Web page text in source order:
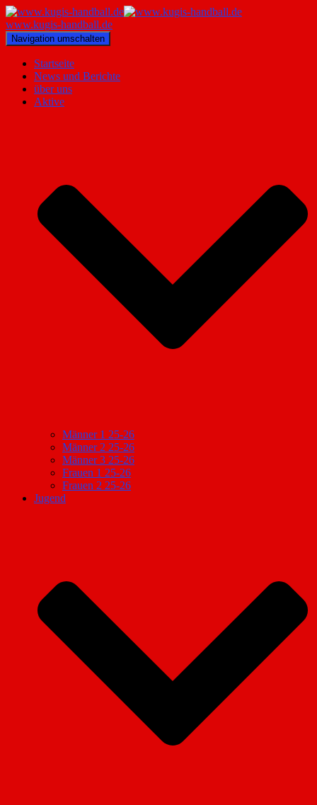
www.kugis-handball.de
Navigation umschalten
Startseite
News und Berichte
über uns
Aktive
Männer 1 25-26
Männer 2 25-26
Männer 3 25-26
Frauen 1 25-26
Frauen 2 25-26
Jugend